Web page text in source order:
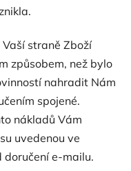
straně Zboží
způsobem, než bylo
nahradit Nám
spojené.
nákladů Vám
uvedenou ve
doručení e-mailu.